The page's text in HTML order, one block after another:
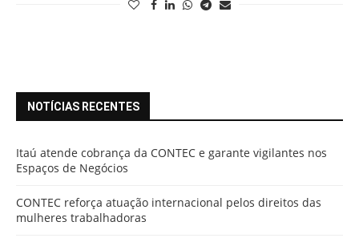
NOTÍCIAS RECENTES
Itaú atende cobrança da CONTEC e garante vigilantes nos
Espaços de Negócios
CONTEC reforça atuação internacional pelos direitos das
mulheres trabalhadoras